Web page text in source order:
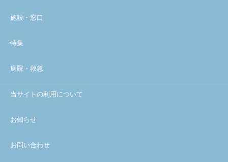
施設・窓口
特集
病院・救急
当サイトの利用について
お知らせ
お問い合わせ